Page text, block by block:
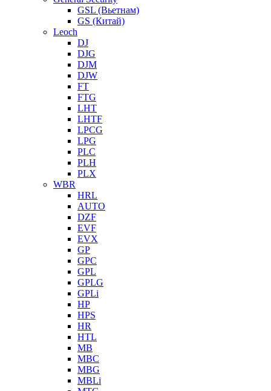
GSL (Вьетнам)
GS (Китай)
Leoch
DJ
DJG
DJM
DJW
FT
FTG
LHT
LHTF
LPCG
LPG
PLC
PLH
PLX
WBR
HRL
AUTO
DZF
EVF
EVX
GP
GPC
GPL
GPLG
GPLi
HP
HPS
HR
HTL
MB
MBC
MBG
MBLi